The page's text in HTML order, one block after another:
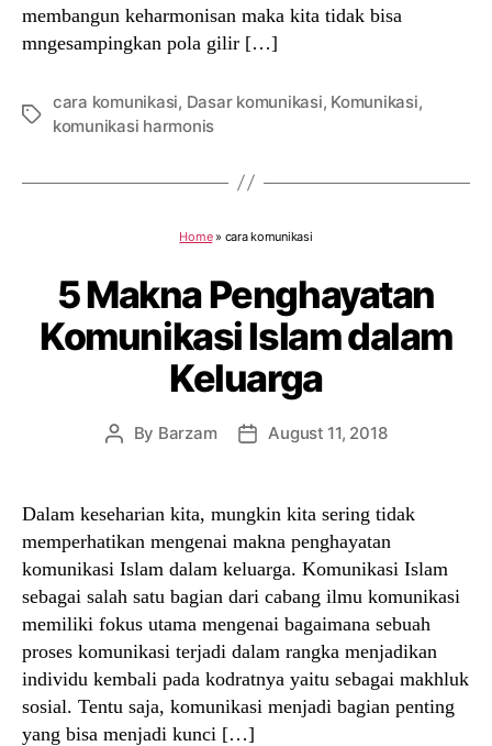
membangun keharmonisan maka kita tidak bisa
mngesampingkan pola gilir […]
Tags
cara komunikasi, Dasar komunikasi, Komunikasi,
komunikasi harmonis
Home» cara komunikasi
5 Makna Penghayatan
Komunikasi Islam dalam
Keluarga
Post
By Barzam
PostAugust 11, 2018
Dalam keseharian kita, mungkin kita sering tidak
memperhatikan mengenai makna penghayatan
komunikasi Islam dalam keluarga. Komunikasi Islam
sebagai salah satu bagian dari cabang ilmu komunikasi
memiliki fokus utama mengenai bagaimana sebuah
proses komunikasi terjadi dalam rangka menjadikan
individu kembali pada kodratnya yaitu sebagai makhluk
sosial. Tentu saja, komunikasi menjadi bagian penting
yang bisa menjadi kunci […]